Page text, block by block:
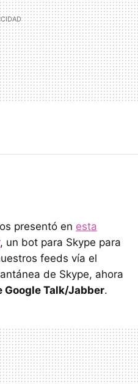
os presentó en esta
, un bot para Skype para
feeds vía el
de Skype, ahora
Google Talk/Jabber.